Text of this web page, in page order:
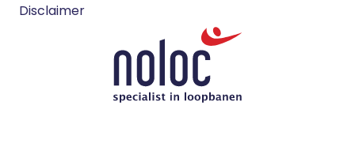
navigatie
Disclaimer